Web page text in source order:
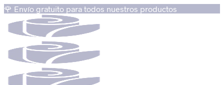
🌹 Envío gratuito para todos nuestros productos